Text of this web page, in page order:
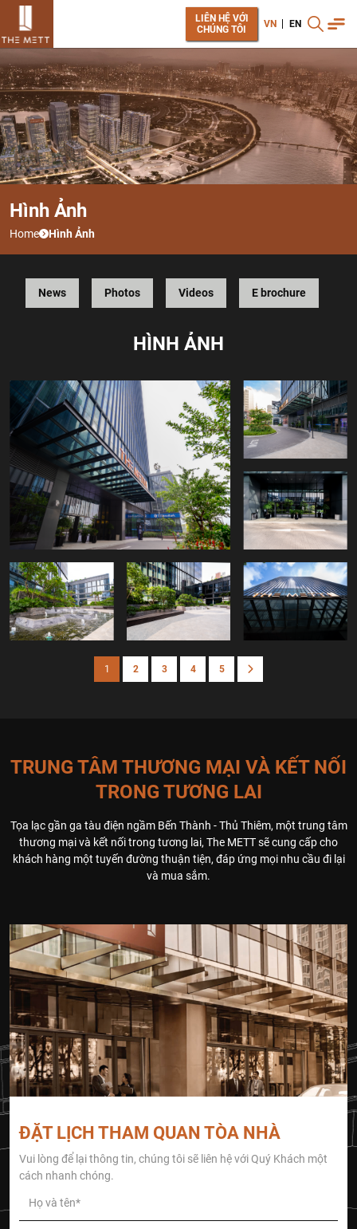
LIÊN HỆ VỚI
CHÚNG TÔI
VN EN
Hình Ảnh
Home Hình Ảnh
News Photos Videos E brochure
HÌNH ẢNH
1 2 3 4 5
TRUNG TÂM THƯƠNG MẠI VÀ KẾT NỐI
TRONG TƯƠNG LAI
Tọa lạc gần ga tàu điện ngầm Bến Thành - Thủ Thiêm, một trung tâm
thương mại và kết nối trong tương lai, The METT sẽ cung cấp cho
khách hàng một tuyến đường thuận tiện, đáp ứng mọi nhu cầu đi lại
và mua sắm.
ĐẶT LỊCH THAM QUAN TÒA NHÀ
Vui lòng để lại thông tin, chúng tôi sẽ liên hệ với Quý Khách một
cách nhanh chóng.